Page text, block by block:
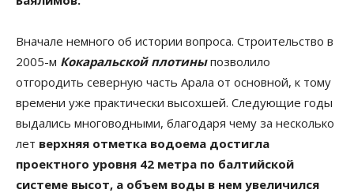
Вначале немного об истории вопроса. Строительство в
2005-м Кокаральской плотиныпозволило
отгородить северную часть Арала от основной, к тому
времени уже практически высохшей. Следующие годы
выдались многоводными, благодаря чему за несколько
лет верхняя отметка водоема достигла
проектного уровня 42 метра по балтийской
системе высот, а объем воды в нем увеличился